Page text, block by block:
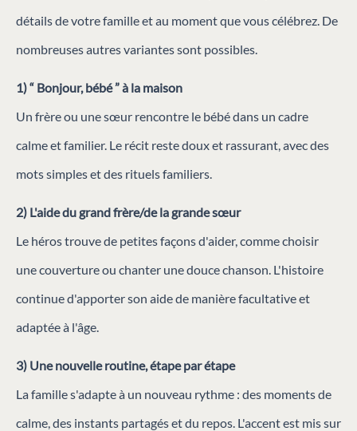
détails de votre famille et au moment que vous célébrez. De
nombreuses autres variantes sont possibles.
1) “ Bonjour, bébé ” à la maison
Un frère ou une sœur rencontre le bébé dans un cadre
calme et familier. Le récit reste doux et rassurant, avec des
mots simples et des rituels familiers.
2) L'aide du grand frère/de la grande sœur
Le héros trouve de petites façons d'aider, comme choisir
une couverture ou chanter une douce chanson. L'histoire
continue d'apporter son aide de manière facultative et
adaptée à l'âge.
3) Une nouvelle routine, étape par étape
La famille s'adapte à un nouveau rythme : des moments de
calme, des instants partagés et du repos. L'accent est mis sur